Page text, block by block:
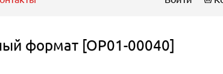
формат [ОР01-00040]